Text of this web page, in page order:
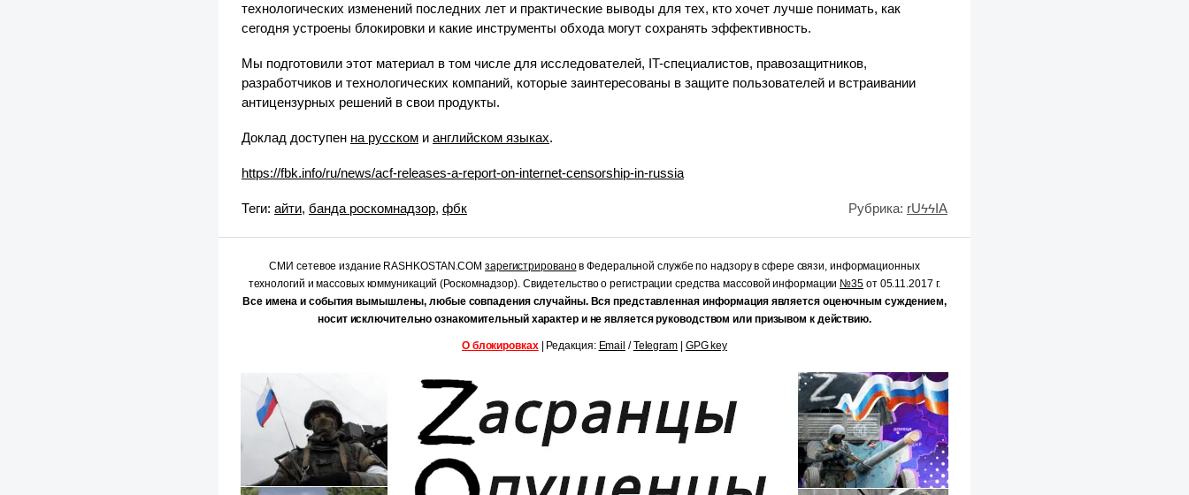
технологических изменений последних лет и практические выводы для тех, кто хочет лучше понимать, как
сегодня устроены блокировки и какие инструменты обхода могут сохранять эффективность.
Мы подготовили этот материал в том числе для исследователей, IT-специалистов, правозащитников,
разработчиков и технологических компаний, которые заинтересованы в защите пользователей и встраивании
антицензурных решений в свои продукты.
Доклад доступен на русском и английском языках.
https://fbk.info/ru/news/acf-releases-a-report-on-internet-censorship-in-russia
Теги: айти, банда роскомнадзор, фбк Рубрика: rUϟϟIA
СМИ сетевое издание RASHKOSTAN.COMзарегистрированов Федеральной службе по надзору в сфере связи, информационных
технологий и массовых коммуникаций (Роскомнадзор). Свидетельство о регистрации средства массовой информации №35от 05.11.2017 г.
Все имена и события вымышлены, любые совпадения случайны. Вся представленная информация является оценочным суждением,
носит исключительно ознакомительный характер и не является руководством или призывом к действию.
О блокировках| Редакция: Email /Telegram| GPG key